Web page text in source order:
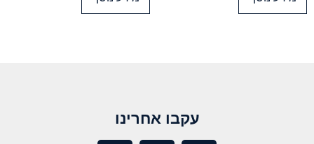
עקבו אחרינו